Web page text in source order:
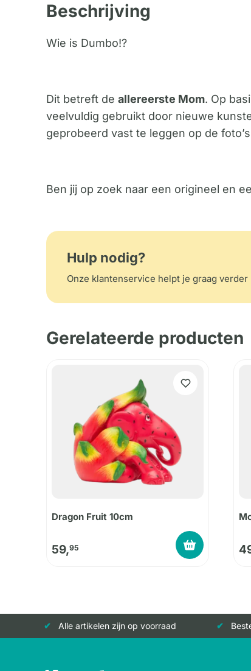
Beschrijving
Wie is Dumbo!?
Dit betreft de allereerste Mom. Op
veelvuldig gebruikt door nieuwe
geprobeerd vast te leggen op de
Ben jij op zoek naar een origineel en
Hulp nodig?
Onze klantenservice helpt je graag
Gerelateerde producten
Dragon Fruit 10cm
59,95
Alle artikelen zijn op voorraad